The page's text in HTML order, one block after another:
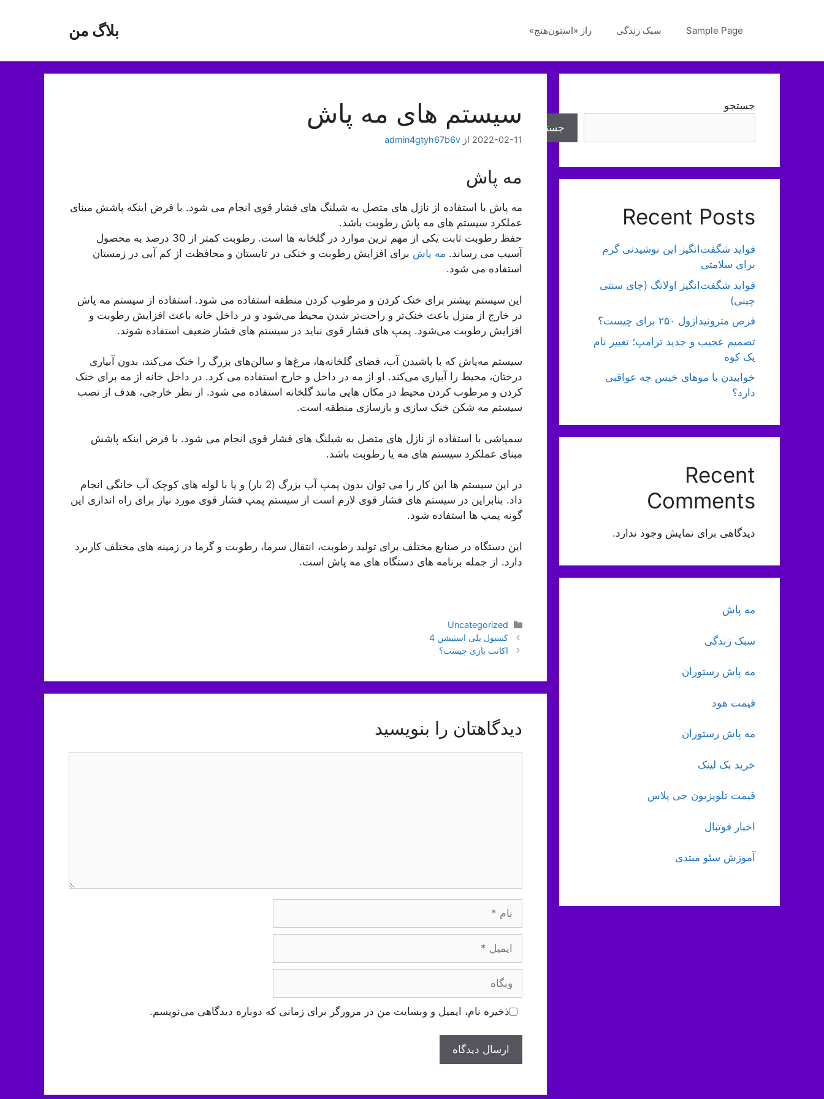
بلاگ من Sample Page سبک زندگی راز «استون‌هنج»
سیستم های مه پاش
2022-02-11 از admin4gtyh67b6v
مه پاش
مه پاش با استفاده از نازل های متصل به شیلنگ های فشار قوی انجام می شود. با فرض اینکه پاشش مبنای
عملکرد سیستم های مه پاش رطوبت باشد.
حفظ رطوبت ثابت یکی از مهم ترین موارد در گلخانه ها است. رطوبت کمتر از 30 درصد به محصول
آسیب می رساند. مه پاش برای افزایش رطوبت و خنکی در تابستان و محافظت از کم آبی در زمستان
استفاده می شود.
این سیستم بیشتر برای خنک کردن و مرطوب کردن منطقه استفاده می شود. استفاده از سیستم مه پاش
در خارج از منزل باعث خنک‌تر و راحت‌تر شدن محیط می‌شود و در داخل خانه باعث افزایش رطوبت و
افزایش رطوبت می‌شود. پمپ های فشار قوی نباید در سیستم های فشار ضعیف استفاده شوند.
سیستم مه‌پاش که با پاشیدن آب، فضای گلخانه‌ها، مرغ‌ها و سالن‌های بزرگ را خنک می‌کند، بدون آبیاری
درختان، محیط را آبیاری می‌کند. او از مه در داخل و خارج استفاده می کرد. در داخل خانه از مه برای خنک
کردن و مرطوب کردن محیط در مکان هایی مانند گلخانه استفاده می شود. از نظر خارجی، هدف از نصب
سیستم مه شکن خنک سازی و بازسازی منطقه است.
سمپاشی با استفاده از نازل های متصل به شیلنگ های فشار قوی انجام می شود. با فرض اینکه پاشش
مبنای عملکرد سیستم های مه یا رطوبت باشد.
در این سیستم ها این کار را می توان بدون پمپ آب بزرگ (2 بار) و یا با لوله های کوچک آب خانگی انجام
داد. بنابراین در سیستم های فشار قوی لازم است از سیستم پمپ فشار قوی مورد نیاز برای راه اندازی این
گونه پمپ ها استفاده شود.
این دستگاه در صنایع مختلف برای تولید رطوبت، انتقال سرما، رطوبت و گرما در زمینه های مختلف کاربرد
دارد. از جمله برنامه های دستگاه های مه پاش است.
دسته‌ها
Uncategorized
ناوبری
نوشته‌ها
کنسول پلی استیشن 4
اکانت بازی چیست؟
دیدگاهتان را بنویسید
ایمیل
وبگاه
ذخیره نام، ایمیل و وبسایت من در مرورگر برای زمانی که دوباره دیدگاهی می‌نویسم.
جستجو
جستجو
Recent Posts
فواید شگفت‌انگیز این نوشیدنی گرم
برای سلامتی
فواید شگفت‌انگیز اولانگ (چای سنتی
چینی)
قرص مترونیدازول ۲۵۰ برای چیست؟
تصمیم عجیب و جدید ترامپ؛ تغییر نام
یک کوه
خوابیدن با موهای خیس چه عواقبی
دارد؟
Recent
Comments
دیدگاهی برای نمایش وجود ندارد.
مه پاش
سبک زندگی
مه پاش رستوران
قیمت هود
مه پاش رستوران
خرید بک لینک
قیمت تلویزیون جی پلاس
اخبار فوتبال
آموزش سئو مبتدی